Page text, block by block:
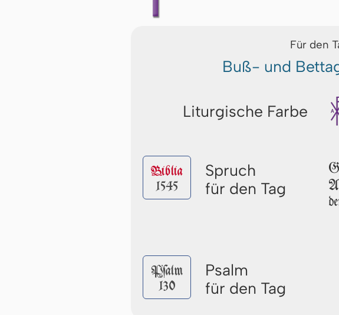
Für den
Buß- und
Liturgische Farbe
Biblia
1545
Spruch
für den Tag
Pſalm
130
Psalm
für den Tag